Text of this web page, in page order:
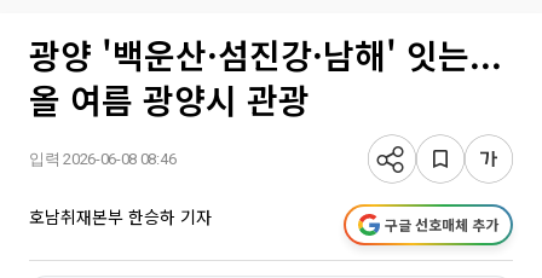
광양 '백운산·섬진강·남해' 잇는...
올 여름 광양시 관광
입력 2026-06-08 08:46
호남취재본부 한승하 기자 구글 선호매체 추가